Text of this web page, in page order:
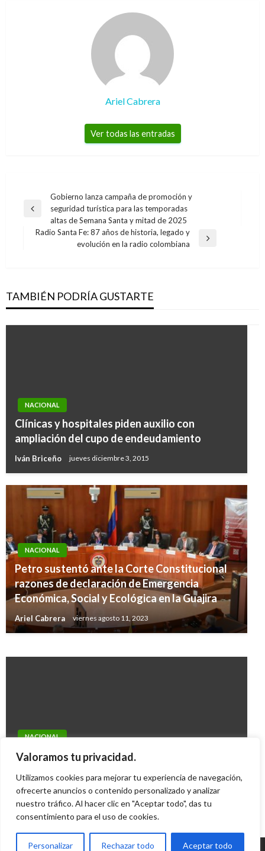
Valoramos tu privacidad.
Utilizamos cookies para mejorar tu experiencia de navegación,
ofrecerte anuncios o contenido personalizado y analizar
nuestro tráfico. Al hacer clic en "Aceptar todo", das tu
consentimiento para el uso de cookies.
Personalizar Rechazar todo Aceptar todo
Ariel Cabrera
Ver todas las entradas
Navegación
de
entradas
Entrada
anterior
Gobierno lanza campaña de promoción y
seguridad turística para las temporadas
altas de Semana Santa y mitad de 2025
Radio Santa Fe: 87 años de historia, legado y
evolución en la radio colombiana
TAMBIÉN PODRÍA GUSTARTE
NACIONAL
Clínicas y hospitales piden auxilio con
ampliación del cupo de endeudamiento
Iván Briceño jueves diciembre 3, 2015
NACIONAL
Petro sustentó ante la Corte Constitucional
razones de declaración de Emergencia
Económica, Social y Ecológica en la Guajira
Ariel Cabrera viernes agosto 11, 2023
NACIONAL
La Policía Nacional podría cambiar el color de
su uniforme para estar más acorde a los
estándares internacionales: General Jorge
Carlos Martinez jueves febrero 18, 2021
NACIONAL
Adjudicado proyecto para el acueducto de
Giovanni Alarcón M. jueves abril 30, 2015